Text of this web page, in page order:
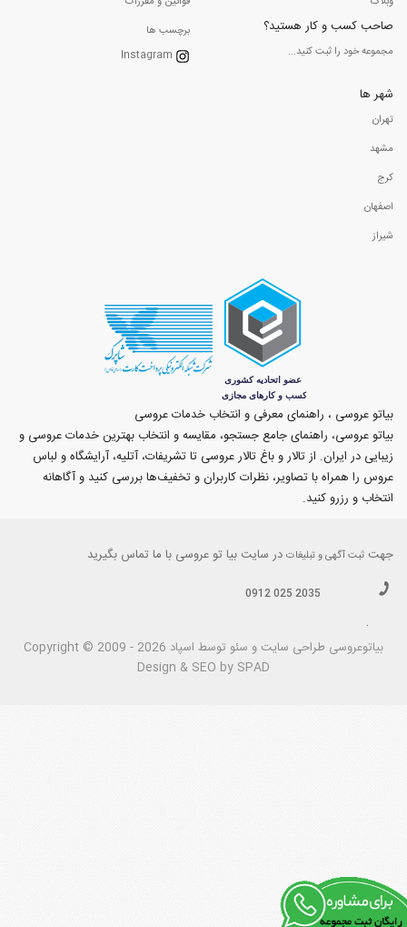
صاحب کسب و کار هستید؟
مجموعه خود را ثبت کنید...
برچسب ها
Instagram
شهر ها
تهران
مشهد
کرج
اصفهان
شیراز
بیاتو عروسی ، راهنمای معرفی و انتخاب خدمات عروسی
بیاتو عروسی، راهنمای جامع جستجو، مقایسه و انتخاب بهترین خدمات عروسی و
زیبایی در ایران. از تالار و باغ تالار عروسی تا تشریفات، آتلیه، آرایشگاه و لباس
عروس را همراه با تصاویر، نظرات کاربران و تخفیف‌ها بررسی کنید و آگاهانه
انتخاب و رزرو کنید.
جهت ثبت آگهی و تبلیغات در سایت بیا تو عروسی با ما تماس بگیرید
0912 025 2035
.
بیاتوعروسی Copyright © 2009 - 2026 طراحی سايت و سئو توسط اسپاد
Design & SEO by SPAD